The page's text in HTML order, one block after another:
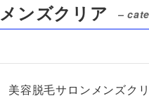
メンズクリア –
美容脱毛サロンメンズク